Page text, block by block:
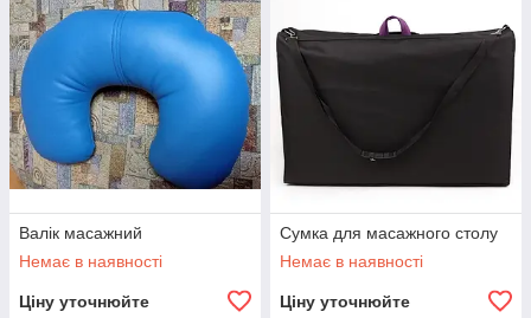
Валік масажний
Немає в наявності
Ціну уточнюйте
Сумка для масажного столу
Немає в наявності
Ціну уточнюйте